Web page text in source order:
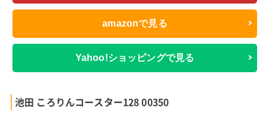
amazonで見る
Yahoo!ショッピングで見る
池田 ころりんコースター128 00350